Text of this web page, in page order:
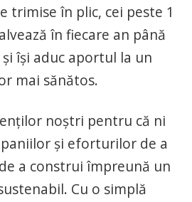
trimise în plic, cei peste 1
în fiecare an până
îşi aduc aportul la un
mai sănătos.
noştri pentru că ni
şi eforturilor de a
a construi împreună un
Cu o simplă